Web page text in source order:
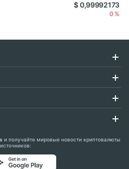
$ 0,99992173
0 %
и получайте мировые новости криптовалюты